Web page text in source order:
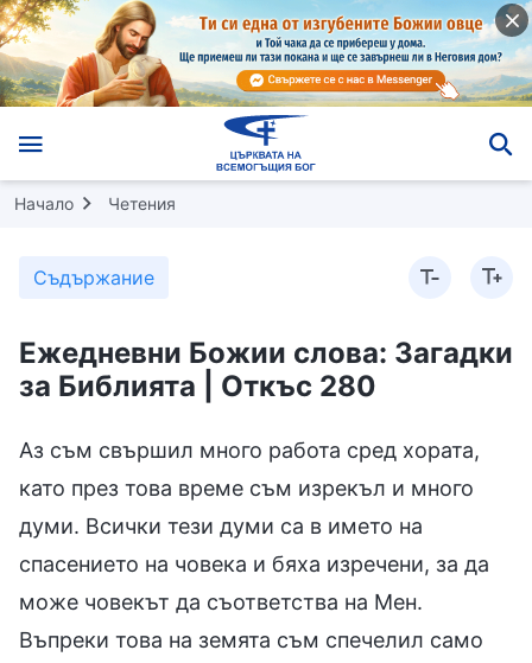
Начало Четения
Съдържание
Ежедневни Божии слова: Загадки
за Библията | Откъс 280
Аз съм свършил много работа сред хората,
като през това време съм изрекъл и много
думи. Всички тези думи са в името на
спасението на човека и бяха изречени, за да
може човекът да съответства на Мен.
Въпреки това на земята съм спечелил само